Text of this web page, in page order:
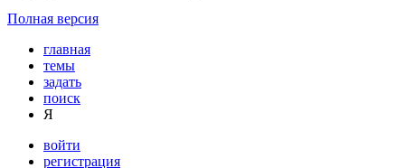
Полная версия
главная
темы
задать
поиск
Я
войти
регистрация